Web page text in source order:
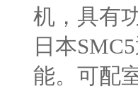
机，具有
日本
能。可配